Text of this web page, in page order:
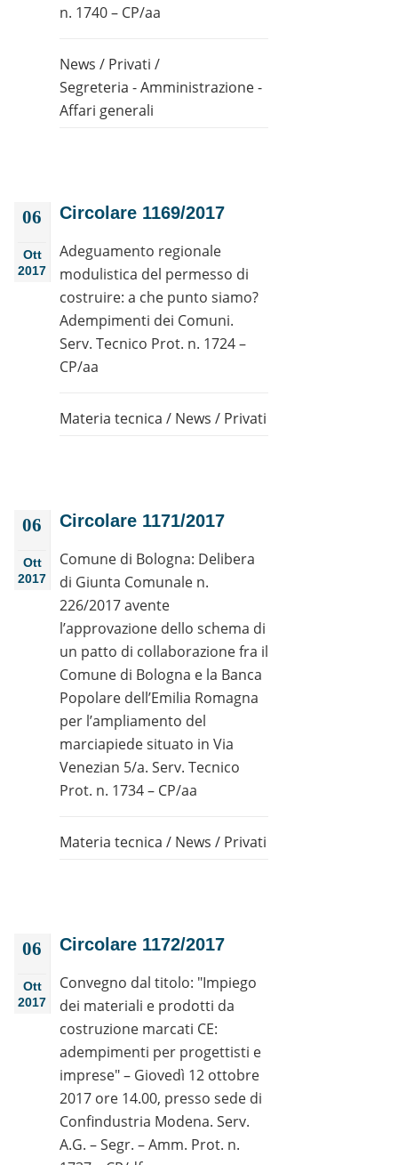
n. 1740 – CP/aa
News / Privati /
Segreteria - Amministrazione -
Affari generali
06
Ott
2017
Circolare 1169/2017
Adeguamento regionale
modulistica del permesso di
costruire: a che punto siamo?
Adempimenti dei Comuni.
Serv. Tecnico Prot. n. 1724 –
CP/aa
Materia tecnica / News / Privati
06
Ott
2017
Circolare 1171/2017
Comune di Bologna: Delibera
di Giunta Comunale n.
226/2017 avente
l’approvazione dello schema di
un patto di collaborazione fra il
Comune di Bologna e la Banca
Popolare dell’Emilia Romagna
per l’ampliamento del
marciapiede situato in Via
Venezian 5/a. Serv. Tecnico
Prot. n. 1734 – CP/aa
Materia tecnica / News / Privati
06
Ott
2017
Circolare 1172/2017
Convegno dal titolo: "Impiego
dei materiali e prodotti da
costruzione marcati CE:
adempimenti per progettisti e
imprese" – Giovedì 12 ottobre
2017 ore 14.00, presso sede di
Confindustria Modena. Serv.
A.G. – Segr. – Amm. Prot. n.